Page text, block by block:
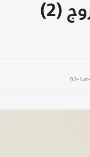
(2)
02-